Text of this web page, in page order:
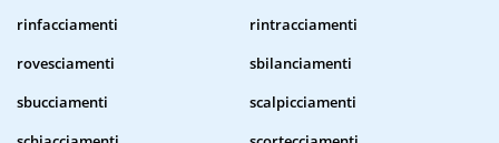
rinfacciamenti
rintracciamenti
rovesciamenti
sbilanciamenti
sbucciamenti
scalpicciamenti